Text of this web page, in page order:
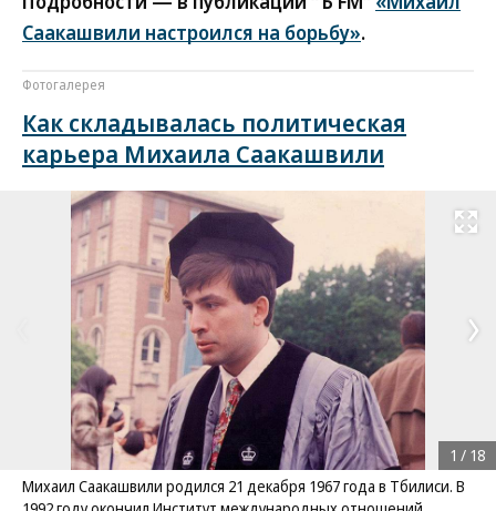
Саакашвили настроился на борьбу».
Фотогалерея
Как складывалась политическая
карьера Михаила Саакашвили
Развернуть
Михаил Саакашвили родился 21 декабря 1967 года в Тбилиси. В
1 / 18